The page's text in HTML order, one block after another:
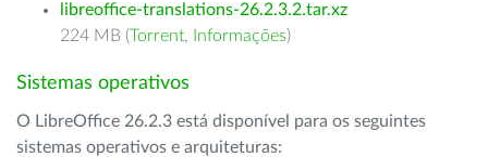
libreoffice-translations-26.2.3.2.tar.xz
224 MB (Torrent, Informações)
Sistemas operativos
O LibreOffice 26.2.3 está disponível para os seguintes
sistemas operativos e arquiteturas: